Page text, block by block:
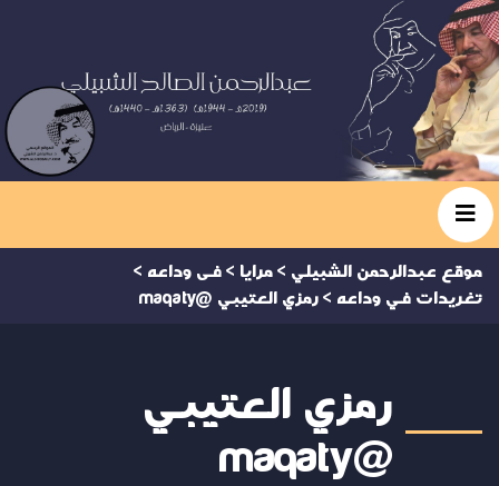
موقع عبدالرحمن الشبيلي > مرايا > فى وداعه >
تغريدات في وداعه > رمزي العتيبي @maqaty
رمزي العتيبي
@maqaty